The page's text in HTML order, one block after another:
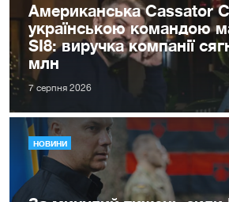
Американська Cassator
українською командою
SI8: виручка компанії
млн
7 серпня 2026
НОВИНИ